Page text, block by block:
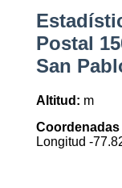
Postal
San
Altitud: m
Longitud -